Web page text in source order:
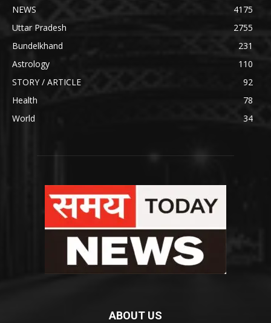
NEWS
4175
Uttar Pradesh
2755
Bundelkhand
231
Astrology
110
STORY / ARTICLE
92
Health
78
World
34
ABOUT US